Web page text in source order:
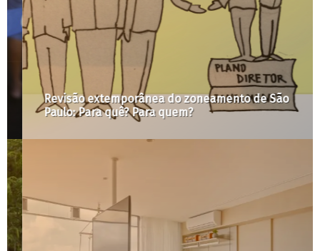
Revisão extemporânea do zoneamento de São
Paulo: Para quê? Para quem?